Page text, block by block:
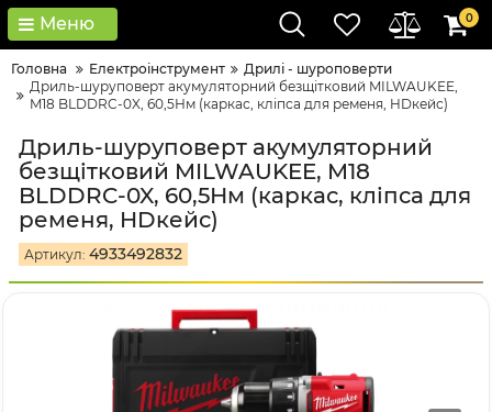
Меню 0
Головна Електроінструмент
Дрилі - шуроповерти
Дриль-шуруповерт акумуляторний безщітковий MILWAUKEE,
M18 BLDDRC-0X, 60,5Нм (каркас, кліпса для ременя, HDкейс)
Дриль-шуруповерт акумуляторний
безщітковий MILWAUKEE, M18
BLDDRC-0X, 60,5Нм (каркас, кліпса для
ременя, HDкейс)
Артикул: 4933492832